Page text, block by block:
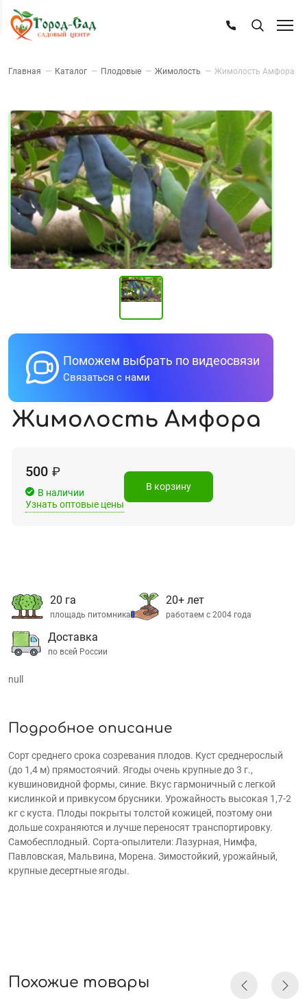
Главная — Каталог — Плодовые — Жимолость — Жимолость Амфора
Поможем выбрать по видеосвязи
Связаться с нами
Жимолость Амфора
500 ₽
В наличии
Узнать оптовые цены
В корзину
20 га
площадь питомника
20+ лет
работаем с 2004 года
Доставка
по всей России
null
Подробное описание
Сорт среднего срока созревания плодов. Куст среднерослый
(до 1,4 м) прямостоячий. Ягоды очень крупные до 3 г.,
кувшиновидной формы, синие. Вкус гармоничный с легкой
кислинкой и привкусом брусники. Урожайность высокая 1,7-2
кг с куста. Плоды покрыты толстой кожицей, поэтому они
дольше сохраняются и лучше переносят транспортировку.
Самобесплодный. Сорта-опылители: Лазурная, Нимфа,
Павловская, Мальвина, Морена. Зимостойкий, урожайный,
крупные десертные ягоды.
Похожие товары